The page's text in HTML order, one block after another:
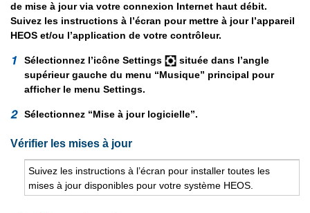
de mise à jour via votre connexion Internet haut débit.
Suivez les instructions à l’écran pour mettre à jour l’appareil
HEOS et/ou l’application de votre contrôleur.
Sélectionnez l’icône Settings
située dans l’angle
supérieur gauche du menu “Musique” principal pour
afficher le menu Settings.
Sélectionnez “Mise à jour logicielle”.
Vérifier les mises à jour
Sui­vez les ins­truc­tions à l’écran pour ins­tal­ler toutes les
mises à jour dis­po­nibles pour votre sys­tème HEOS.